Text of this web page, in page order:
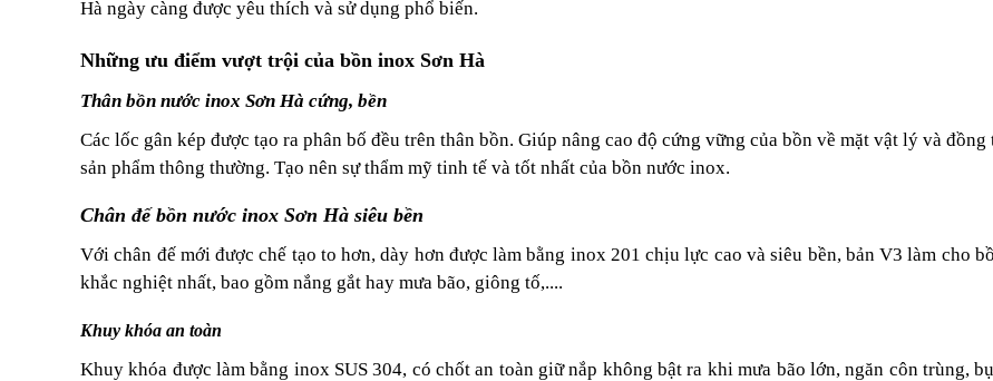
Hà ngày càng được yêu thích và sử dụng phổ biến.
Những ưu điểm vượt trội của bồn inox Sơn Hà
Thân bồn nước inox Sơn Hà cứng, bền
Các lốc gân kép được tạo ra phân bố đều trên thân bồn. Giúp nâng cao độ cứng vững của bồn về mặt vật lý và
sản phẩm thông thường. Tạo nên sự thẩm mỹ tinh tế và tốt nhất của bồn nước inox.
Chân đế bồn nước inox Sơn Hà siêu bền
Với chân đế mới được chế tạo to hơn, dày hơn được làm bằng inox 201 chịu lực cao và siêu bền, bản V3 làm cho
khắc nghiệt nhất, bao gồm nắng gắt hay mưa bão, giông tố,....
Khuy khóa an toàn
Khuy khóa được làm bằng inox SUS 304, có chốt an toàn giữ nắp không bật ra khi mưa bão lớn, ngăn côn trùng,